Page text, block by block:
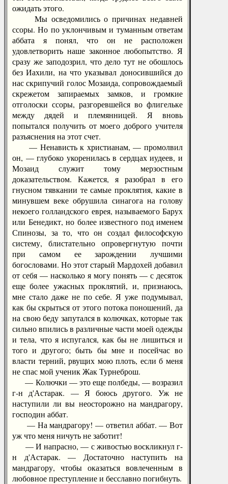
ожидать этого.
Мы осведомились о причинах недавней
ссоры. Но по уклончивым и туманным ответам
аббата я понял, что он не расположен
удовлетворить наше законное любопытство. Я
сразу же заподозрил, что дело тут не обошлось
без Иахили, на что указывал доносившийся до
нас скрипучий голос Мозаида, сопровождаемый
скрежетом запираемых замков, и громкие
отголоски ссоры, разгоревшейся во флигельке
между дядей и племянницей. Я вновь
попытался получить от моего доброго учителя
разъяснения на этот счет.
— Ненависть к христианам, — промолвил
он, — глубоко укоренилась в сердцах иудеев, и
Мозаид служит тому мерзостным
доказательством. Кажется, я разобрал в его
гнусном тявкании те самые проклятия, какие в
минувшем веке обрушила синагога на голову
некоего голландского еврея, называемого Барух
или Бенедикт, но более известного под именем
Спинозы, за то, что он создал философскую
систему, блистательно опровергнутую почти
при самом ее зарождении лучшими
богословами. Но этот старый Мардохей добавил
от себя — насколько я могу понять — с десяток
еще более ужасных проклятий, и, признаюсь,
мне стало даже не по себе. Я уже подумывал,
как бы скрыться от этого потока поношений, да
на свою беду запутался в колючках, которые так
сильно впились в различные части моей одежды
и тела, что я испугался, как бы не лишиться и
того и другого; быть бы мне и посейчас во
власти терний, рвущих мою плоть, если б меня
не спас мой ученик Жак Турнеброш.
— Колючки — это еще полбеды, — возразил
г-н д'Астарак. — Я боюсь другого. Уж не
наступили ли вы неосторожно на мандрагору,
господин аббат.
— На мандрагору! — ответил аббат. — Вот
уж что меня ничуть не заботит!
— И напрасно, — с живостью воскликнул г-
н д'Астарак. — Достаточно наступить на
мандрагору, чтобы оказаться вовлеченным в
любовное преступление и бесславно погибнуть.